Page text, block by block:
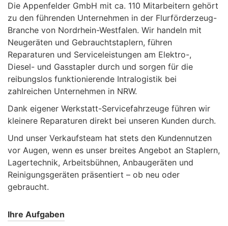
Die Appenfelder GmbH mit ca. 110 Mitarbeitern gehört
zu den führenden Unternehmen in der Flurförderzeug-
Branche von Nordrhein-Westfalen. Wir handeln mit
Neugeräten und Gebrauchtstaplern, führen
Reparaturen und Serviceleistungen am Elektro-,
Diesel- und Gasstapler durch und sorgen für die
reibungslos funktionierende Intralogistik bei
zahlreichen Unternehmen in NRW.
Dank eigener Werkstatt-Servicefahrzeuge führen wir
kleinere Reparaturen direkt bei unseren Kunden durch.
Und unser Verkaufsteam hat stets den Kundennutzen
vor Augen, wenn es unser breites Angebot an Staplern,
Lagertechnik, Arbeitsbühnen, Anbaugeräten und
Reinigungsgeräten präsentiert – ob neu oder
gebraucht.
Ihre Aufgaben